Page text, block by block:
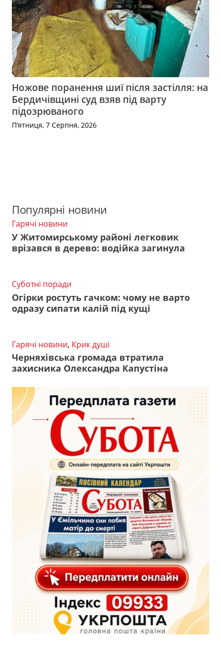
Ножове поранення шиї після застілля: на
Бердичівщині суд взяв під варту
підозрюваного
П’ятниця, 7 Серпня, 2026
Популярні новини
Гарячі новини
У Житомирському районі легковик
врізався в дерево: водійка загинула
Суботні поради
Огірки ростуть гачком: чому не варто
одразу сипати калій під кущі
Гарячі новини, Крик душі
Черняхівська громада втратила
захисника Олександра Капустіна